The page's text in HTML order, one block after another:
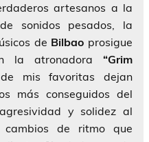
artesanos a la
sonidos pesados, la
de Bilbao prosigue
la atronadora “Grim
mis favoritas dejan
más conseguidos del
y solidez al
cambios de ritmo que